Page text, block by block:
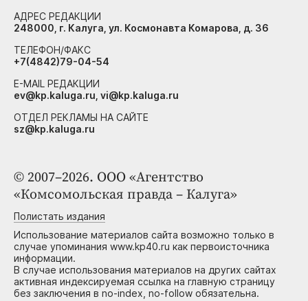
© 2007–2026. ООО «Агентство
«Комсомольская правда – Калуга»
Полистать издания
Использование материалов сайта возможно только в
случае упоминания www.kp40.ru как первоисточника
информации.
В случае использования материалов на других сайтах
активная индексируемая ссылка на главную страницу
без заключения в no-index, no-follow обязательна.
АДРЕС РЕДАКЦИИ
248000, г. Калуга, ул. Космонавта Комарова, д. 36
ТЕЛЕФОН/ФАКС
+7(4842)79-04-54
E-MAIL РЕДАКЦИИ
ev@kp.kaluga.ru, vi@kp.kaluga.ru
ОТДЕЛ РЕКЛАМЫ НА САЙТЕ
sz@kp.kaluga.ru